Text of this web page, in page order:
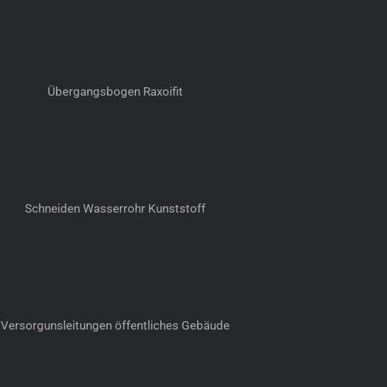
Übergangsbogen Raxoifit
Schneiden Wasserrohr Kunststoff
Versorgunsleitungen öffentliches Gebäude